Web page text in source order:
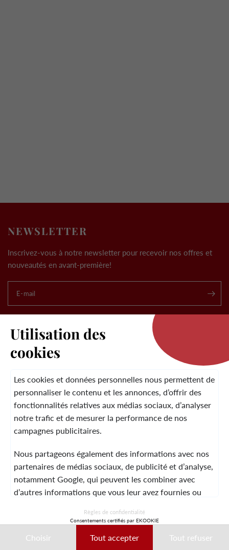
NEWSLETTER
Inscrivez-vous à notre newsletter pour recevoir nos offres et
nouveautés en avant-première!
E-mail
LA MARQUE
SERVICE CLIENT
© 2026 Laura Vita
DESIGNED BY LOBSTTER
MENTIONS LÉGALESCGVCONTACT
Utilisation des
cookies
Les cookies et données personnelles nous permettent de
personnaliser le contenu et les annonces, d’offrir des
fonctionnalités relatives aux médias sociaux, d’analyser
notre trafic et de mesurer la performance de nos
campagnes publicitaires.
Nous partageons également des informations avec nos
partenaires de médias sociaux, de publicité et d’analyse,
notamment Google, qui peuvent les combiner avec
d’autres informations que vous leur avez fournies ou
Ces données peuvent notamment être utilisées à des
Règles de confidentialité
Consentements certifiés par EKOOKIE
Choisir Tout accepter Tout refuser